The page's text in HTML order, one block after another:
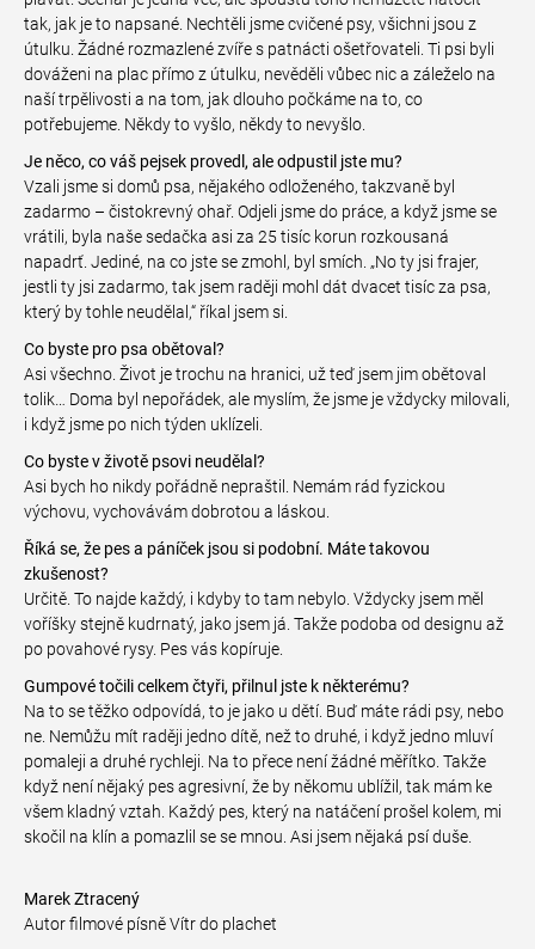
tak, jak je to napsané. Nechtěli jsme cvičené psy, všichni jsou z
útulku. Žádné rozmazlené zvíře s patnácti ošetřovateli. Ti psi byli
dováženi na plac přímo z útulku, nevěděli vůbec nic a záleželo na
naší trpělivosti a na tom, jak dlouho počkáme na to, co
potřebujeme. Někdy to vyšlo, někdy to nevyšlo.
Je něco, co váš pejsek provedl, ale odpustil jste mu?
Vzali jsme si domů psa, nějakého odloženého, takzvaně byl
zadarmo – čistokrevný ohař. Odjeli jsme do práce, a když jsme se
vrátili, byla naše sedačka asi za 25 tisíc korun rozkousaná
napadrť. Jediné, na co jste se zmohl, byl smích. „No ty jsi frajer,
jestli ty jsi zadarmo, tak jsem raději mohl dát dvacet tisíc za psa,
který by tohle neudělal,“ říkal jsem si.
Co byste pro psa obětoval?
Asi všechno. Život je trochu na hranici, už teď jsem jim obětoval
tolik… Doma byl nepořádek, ale myslím, že jsme je vždycky milovali,
i když jsme po nich týden uklízeli.
Co byste v životě psovi neudělal?
Asi bych ho nikdy pořádně nepraštil. Nemám rád fyzickou
výchovu, vychovávám dobrotou a láskou.
Říká se, že pes a páníček jsou si podobní. Máte takovou
zkušenost?
Určitě. To najde každý, i kdyby to tam nebylo. Vždycky jsem měl
voříšky stejně kudrnatý, jako jsem já. Takže podoba od designu až
po povahové rysy. Pes vás kopíruje.
Gumpové točili celkem čtyři, přilnul jste k některému?
Na to se těžko odpovídá, to je jako u dětí. Buď máte rádi psy, nebo
ne. Nemůžu mít raději jedno dítě, než to druhé, i když jedno mluví
pomaleji a druhé rychleji. Na to přece není žádné měřítko. Takže
když není nějaký pes agresivní, že by někomu ublížil, tak mám ke
všem kladný vztah. Každý pes, který na natáčení prošel kolem, mi
skočil na klín a pomazlil se se mnou. Asi jsem nějaká psí duše.
Marek Ztracený
Autor filmové písně Vítr do plachet